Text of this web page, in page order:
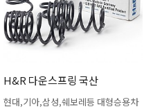
H&R 다운스프링 국산
현대,기아,삼성,쉐보레등 대형승용차